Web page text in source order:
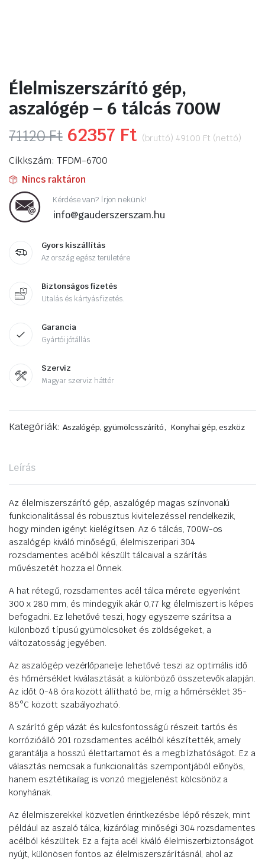
Élelmiszerszárító gép,
aszalógép – 6 tálcás 700W
71120Ft Original
price
was:
71120 Ft.
62357 Ft Current
62357 Ft.
(bruttó)49100 Ft (nettó)
Cikkszám: TFDM-6700
Nincs raktáron
Kérdése van? Írjon nekünk!
info@gauderszerszam.hu
Gyors kiszállítás
Az ország egész területére
Biztonságos fizetés
Utalás és kártyás fizetés.
Garancia
Gyártói jótállás
Szerviz
Magyar szerviz háttér
Kategóriák: Aszalógép, gyümölcsszárító, Konyhai gép, eszköz
Leírás
Az élelmiszerszárító gép, aszalógép magas színvonalú
funkcionalitással és robusztus kivitelezéssel rendelkezik,
hogy minden igényt kielégítsen. Az 6 tálcás, 700W-os
aszalógép kiváló minőségű, élelmiszeripari 304
rozsdamentes acélból készült tálcaival a szárítás
művészetét hozza el Önnek.
A hat rétegű, rozsdamentes acél tálca mérete egyenként
300 x 280 mm, és mindegyik akár 0,77 kg élelmiszert is képes
befogadni. Ez lehetővé teszi, hogy egyszerre szárítsa a
különböző típusú gyümölcsöket és zöldségeket, a
változatosság jegyében.
Az aszalógép vezérlőpanelje lehetővé teszi az optimális idő
és hőmérséklet kiválasztását a különböző összetevők alapján.
Az időt 0-48 óra között állítható be, míg a hőmérséklet 35-
85°C között szabályozható.
A szárító gép vázát és kulcsfontosságú részeit tartós és
korrózióálló 201 rozsdamentes acélból készítették, amely
garantálja a hosszú élettartamot és a megbízhatóságot. Ez a
választás nemcsak a funkcionalitás szempontjából előnyös,
hanem esztétikailag is vonzó megjelenést kölcsönöz a
konyhának.
Az élelmiszerekkel közvetlen érintkezésbe lépő részek, mint
például az aszaló tálca, kizárólag minőségi 304 rozsdamentes
acélból készültek. Ez a fajta acél kiváló élelmiszerbiztonságot
nyújt, különösen fontos az élelmiszerszárításnál, ahol az